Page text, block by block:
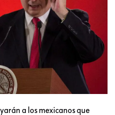
a los mexicanos que